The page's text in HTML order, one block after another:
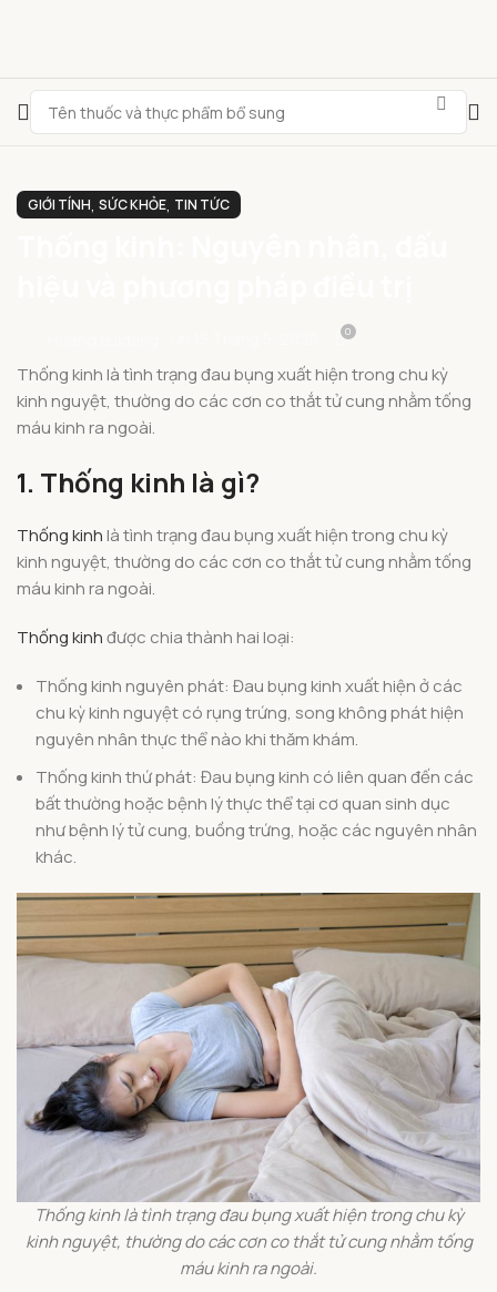
GIỚI TÍNH, SỨC KHỎE, TIN TỨC
0
Thống kinh là tình trạng đau bụng xuất hiện trong chu kỳ
kinh nguyệt, thường do các cơn co thắt tử cung nhằm tống
máu kinh ra ngoài.
1. Thống kinh là gì?
Thống kinh là tình trạng đau bụng xuất hiện trong chu kỳ
kinh nguyệt, thường do các cơn co thắt tử cung nhằm tống
máu kinh ra ngoài.
Thống kinhđược chia thành hai loại:
Thống kinh nguyên phát: Đau bụng kinh xuất hiện ở các
chu kỳ kinh nguyệt có rụng trứng, song không phát hiện
nguyên nhân thực thể nào khi thăm khám.
Thống kinh thứ phát: Đau bụng kinh có liên quan đến các
bất thường hoặc bệnh lý thực thể tại cơ quan sinh dục
như bệnh lý tử cung, buồng trứng, hoặc các nguyên nhân
khác.
Thống kinh là tình trạng đau bụng xuất hiện trong chu kỳ
kinh nguyệt, thường do các cơn co thắt tử cung nhằm tống
máu kinh ra ngoài.